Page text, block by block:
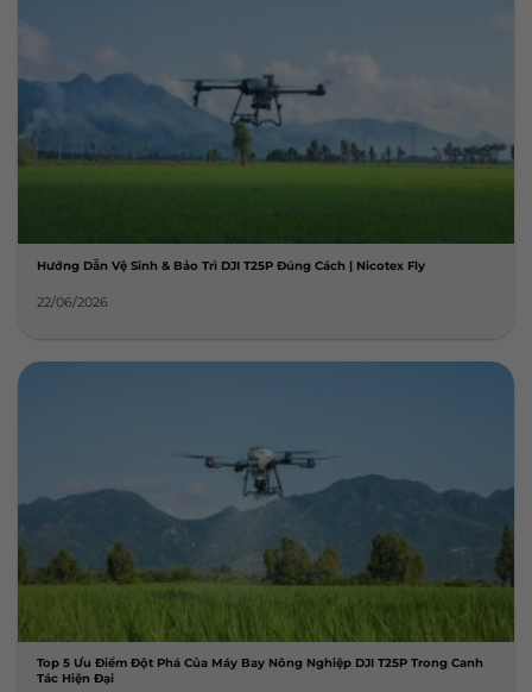
Hướng Dẫn Vệ Sinh & Bảo Trì DJI T25P Đúng Cách | Nicotex Fly
22/06/2026
Top 5 Ưu Điểm Đột Phá Của Máy Bay Nông Nghiệp DJI T25P Trong Canh
Tác Hiện Đại